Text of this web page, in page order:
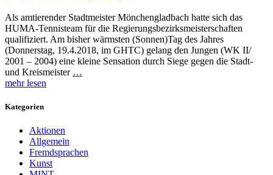
Als amtierender Stadtmeister Mönchengladbach hatte sich das
HUMA-Tennisteam für die Regierungsbezirksmeisterschaften
qualifiziert. Am bisher wärmsten (Sonnen)Tag des Jahres
(Donnerstag, 19.4.2018, im GHTC) gelang den Jungen (WK II/
2001 – 2004) eine kleine Sensation durch Siege gegen die Stadt-
und Kreismeister …
mehr lesen
Kategorien
Aktionen
Allgemein
Fremdsprachen
Kunst